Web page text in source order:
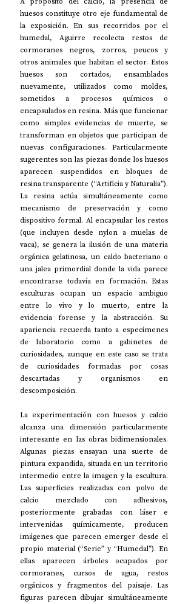
huesos constituye otro eje fundamental de
la exposición. En sus recorridos por el
humedal, Aguirre recolecta restos de
cormoranes negros, zorros, peucos y
otros animales que habitan el sector. Estos
huesos son cortados, ensamblados
nuevamente, utilizados como moldes,
sometidos a procesos químicos o
encapsulados en resina. Más que funcionar
como simples evidencias de muerte, se
transforman en objetos que participan de
nuevas configuraciones. Particularmente
sugerentes son las piezas donde los huesos
aparecen suspendidos en bloques de
resina transparente (“Artificia y Naturalia”).
La resina actúa simultáneamente como
mecanismo de preservación y como
dispositivo formal. Al encapsular los restos
(que incluyen desde nylon a muelas de
vaca), se genera la ilusión de una materia
orgánica gelatinosa, un caldo bacteriano o
una jalea primordial donde la vida parece
encontrarse todavía en formación. Estas
esculturas ocupan un espacio ambiguo
entre lo vivo y lo muerto, entre la
evidencia forense y la abstracción. Su
apariencia recuerda tanto a especímenes
de laboratorio como a gabinetes de
curiosidades, aunque en este caso se trata
de curiosidades formadas por cosas
descartadas y organismos en
descomposición.
La experimentación con huesos y calcio
alcanza una dimensión particularmente
interesante en las obras bidimensionales.
Algunas piezas ensayan una suerte de
pintura expandida, situada en un territorio
intermedio entre la imagen y la escultura.
Las superficies realizadas con polvo de
calcio mezclado con adhesivos,
posteriormente grabadas con láser e
intervenidas químicamente, producen
imágenes que parecen emerger desde el
propio material (“Serie” y “Humedal”). En
ellas aparecen árboles ocupados por
cormoranes, cursos de agua, restos
orgánicos y fragmentos del paisaje. Las
figuras parecen dibujar simultáneamente